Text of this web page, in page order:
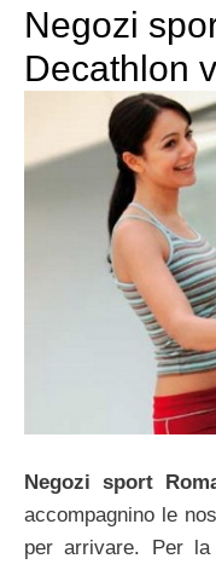
Negozi
Decathlon
Negozi sport
accompagnino le
per arrivare. Per la